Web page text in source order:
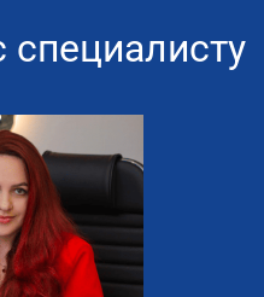
специалисту